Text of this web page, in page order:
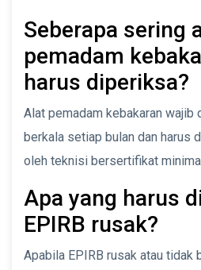
Seberapa sering
pemadam
harus diperiksa?
Alat pemadam kebakaran wajib
berkala setiap bulan dan harus
oleh teknisi bersertifikat
Apa yang harus
EPIRB rusak?
Apabila EPIRB rusak atau tidak